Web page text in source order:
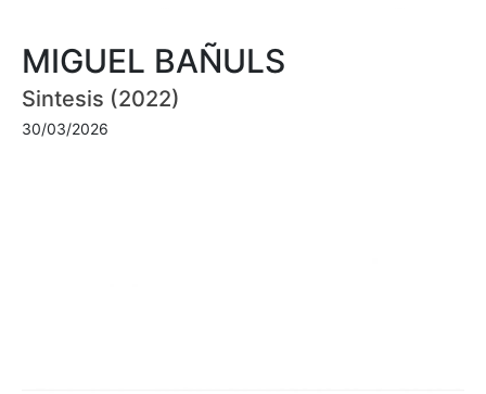
MIGUEL BAÑULS
Sintesis (2022)
30/03/2026